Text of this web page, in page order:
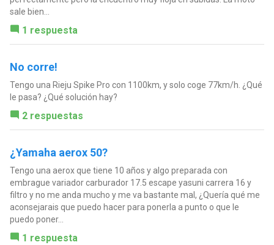
sale bien...
1 respuesta
No corre!
Tengo una Rieju Spike Pro con 1100km, y solo coge 77km/h. ¿Qué
le pasa? ¿Qué solución hay?
2 respuestas
¿Yamaha aerox 50?
Tengo una aerox que tiene 10 años y algo preparada con
embrague variador carburador 17.5 escape yasuni carrera 16 y
filtro y no me anda mucho y me va bastante mal, ¿Quería qué me
aconsejarais que puedo hacer para ponerla a punto o que le
puedo poner...
1 respuesta